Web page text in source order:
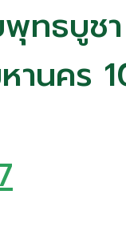
ทธบูช
านคร